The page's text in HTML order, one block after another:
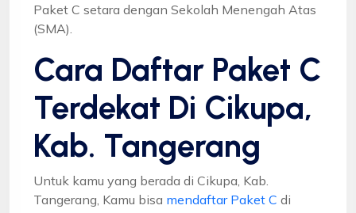
Paket C setara dengan Sekolah Menengah Atas
(SMA).
Cara Daftar Paket C
Terdekat Di Cikupa,
Kab. Tangerang
Untuk kamu yang berada di Cikupa, Kab.
Tangerang, Kamu bisa mendaftar Paket C di